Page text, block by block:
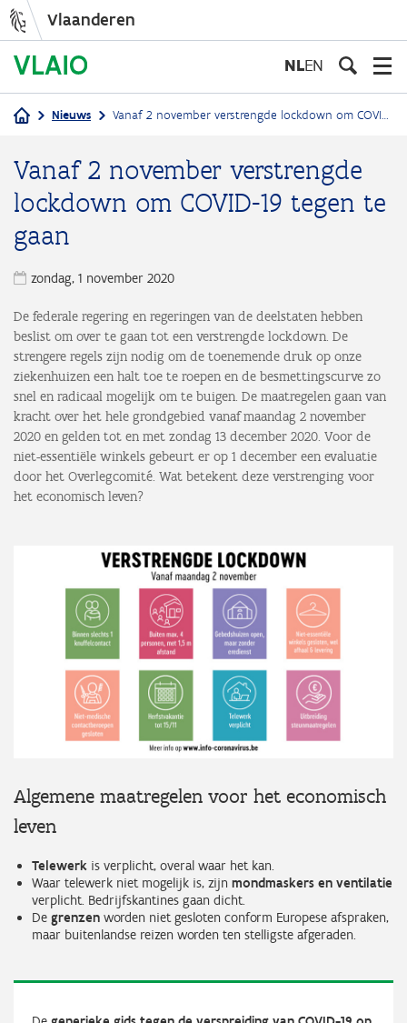
inhoud
Vlaanderen
NLEN
Nieuws Vanaf 2 november verstrengde lockdown om COVID-19 tegen te gaan
Vanaf 2 november verstrengde
lockdown om COVID-19 tegen te
gaan
zondag, 1 november 2020
De federale regering en regeringen van de deelstaten hebben
beslist om over te gaan tot een verstrengde lockdown. De
strengere regels zijn nodig om de toenemende druk op onze
ziekenhuizen een halt toe te roepen en de besmettingscurve zo
snel en radicaal mogelijk om te buigen. De maatregelen gaan van
kracht over het hele grondgebied vanaf maandag 2 november
2020 en gelden tot en met zondag 13 december 2020. Voor de
niet-essentiële winkels gebeurt er op 1 december een evaluatie
door het Overlegcomité. Wat betekent deze verstrenging voor
het economisch leven?
Algemene maatregelen voor het economisch
leven
Telewerk is verplicht, overal waar het kan.
Waar telewerk niet mogelijk is, zijn mondmaskers en ventilatie
verplicht. Bedrijfskantines gaan dicht.
De grenzen worden niet gesloten conform Europese afspraken,
maar buitenlandse reizen worden ten stelligste afgeraden.